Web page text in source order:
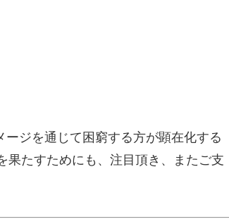
ジを通じて困窮する方が顕在化する
果たすためにも、注目頂き、またご支